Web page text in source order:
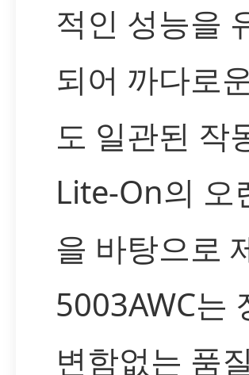
적인 성능을
되어 까다로
도 일관된 작
Lite-On의 오
을 바탕으로
5003AWC는
변함없는 품